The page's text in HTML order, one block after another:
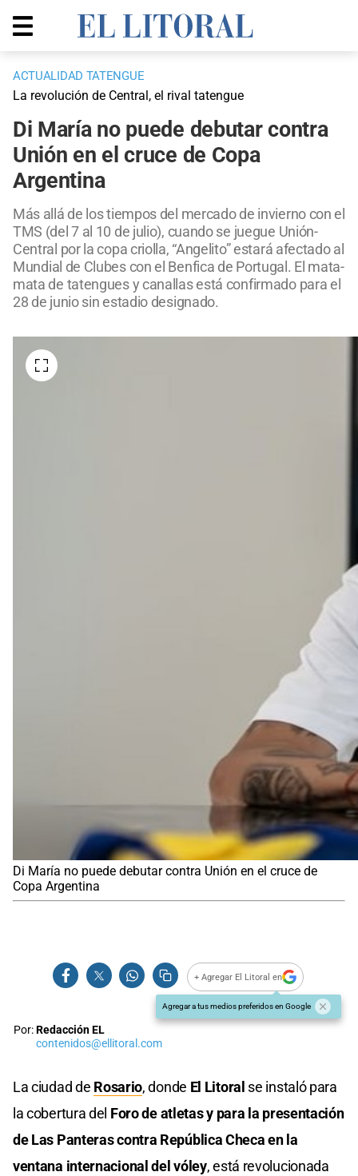
ACTUALIDAD TATENGUE
La revolución de Central, el rival tatengue
Di María no puede debutar contra
Unión en el cruce de Copa
Argentina
Más allá de los tiempos del mercado de invierno con el
TMS (del 7 al 10 de julio), cuando se juegue Unión-
Central por la copa criolla, “Angelito” estará afectado al
Mundial de Clubes con el Benfica de Portugal. El mata-
mata de tatengues y canallas está confirmado para el
28 de junio sin estadio designado.
Di María no puede debutar contra Unión en el cruce de
Copa Argentina
+ Agregar El Litoral en
Agregar a tus medios preferidos en Google
Por:Redacción EL
contenidos@ellitoral.com
La ciudad de Rosario, donde El Litoral se instaló para
la cobertura del Foro de atletas y para la presentación
de Las Panteras contra República Checa en la
ventana internacional del vóley, está revolucionada